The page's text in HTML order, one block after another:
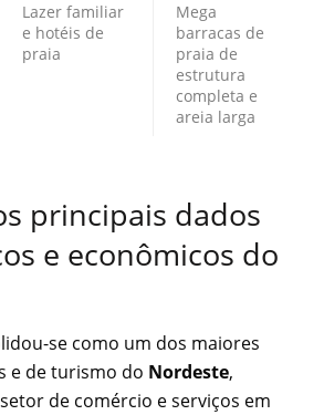
Lazer familiar
e hotéis de
praia
Mega
barracas de
praia de
estrutura
completa e
areia larga
principais dados
e econômicos do
se como um dos maiores
e de turismo do Nordeste,
de comércio e serviços em